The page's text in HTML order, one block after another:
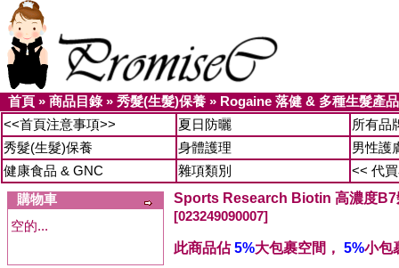
首頁 » 商品目錄» 秀髮(生髮)保養 » Rogaine 落健 & 多種生髮產品
<<首頁注意事項>>
夏日防曬
所有品
秀髮(生髮)保養
身體護理
男性護
健康食品 & GNC
雜項類別
<< 代
購物車
空的...
Sports Research Biotin 高濃度B7
[023249090007]
此商品佔5%大包裹空間， 5%小包